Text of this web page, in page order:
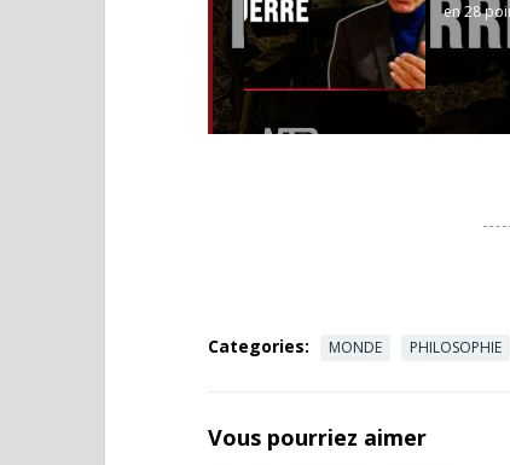
en 28
Categories: MONDE PHILOSOPHIE
Vous pourriez aimer